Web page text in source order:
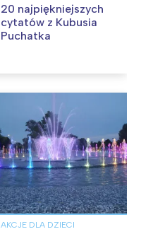
20 najpiękniejszych
cytatów z Kubusia
Puchatka
AKCJE DLA DZIECI